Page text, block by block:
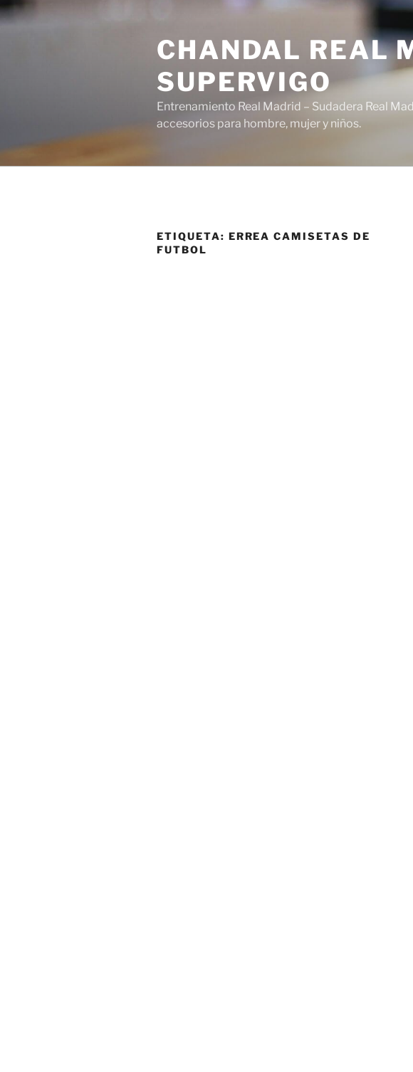
Saltar
al
CHANDAL REAL
SUPERVIGO
Entrenamiento Real Madrid – Sudadera Real
accesorios para hombre, mujer y niños.
ETIQUETA: ERREA CAMISETAS DE
FUTBOL